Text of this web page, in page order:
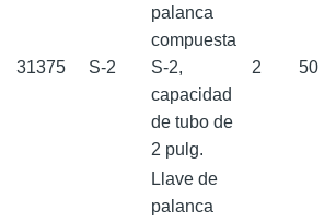
31375 S-2
palanca
compuesta
S-2,
capacidad
de tubo de
2 pulg.
2 50
Llave de
palanca